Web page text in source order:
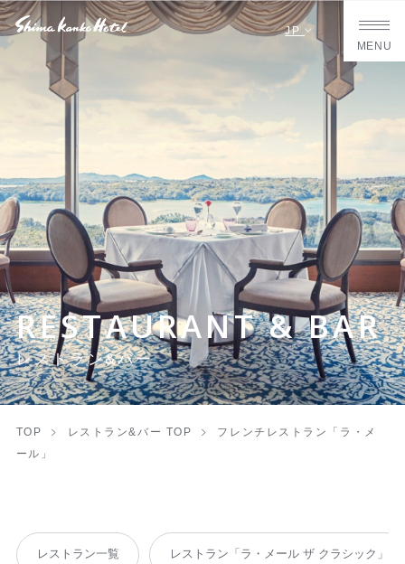
JP
MENU
RESTAURANT & BAR
レストラン&バー
TOP レストラン&バー TOP
フレンチレストラン「ラ・メ
ール」
レストラン一覧 レストラン「ラ・メール ザ クラシック」